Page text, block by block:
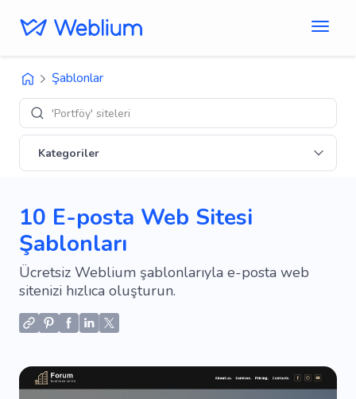
Şablonlar
'E-ticaret'
Kategoriler
10 E-posta Web Sitesi
Şablonları
Ücretsiz Weblium şablonlarıyla e-posta web
sitenizi hızlıca oluşturun.